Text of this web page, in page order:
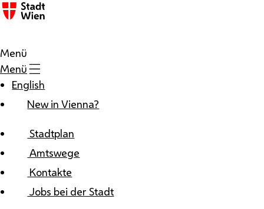
Zum Inhalt
Menü
Menü
English
New in Vienna?
Stadtplan
Amtswege
Kontakte
Jobs bei der Stadt